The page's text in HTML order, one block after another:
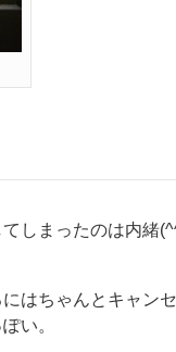
しまったのは内緒
はちゃんとキャン
い。